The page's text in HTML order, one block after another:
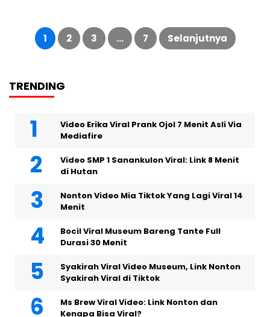
Paginasi
pos
1 2 3 … 7 Selanjutnya
TRENDING
Video Erika Viral Prank Ojol 7 Menit Asli Via
Mediafire
Video SMP 1 Sanankulon Viral: Link 8 Menit
di Hutan
Nonton Video Mia Tiktok Yang Lagi Viral 14
Menit
Bocil Viral Museum Bareng Tante Full
Durasi 30 Menit
Syakirah Viral Video Museum, Link Nonton
Syakirah Viral di Tiktok
Ms Brew Viral Video: Link Nonton dan
Kenapa Bisa Viral?